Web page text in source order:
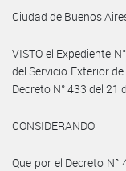
Ciudad de Buenos
VISTO el Expediente
del Servicio Exterior
Decreto N° 433 del 21
CONSIDERANDO:
Que por el Decreto